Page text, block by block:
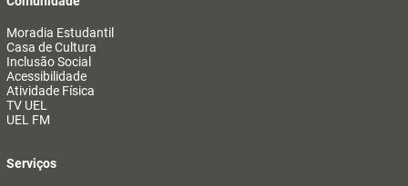
Moradia Estudantil
Casa de Cultura
Inclusão Social
Acessibilidade
Atividade Física
TV UEL
UEL FM
Serviços